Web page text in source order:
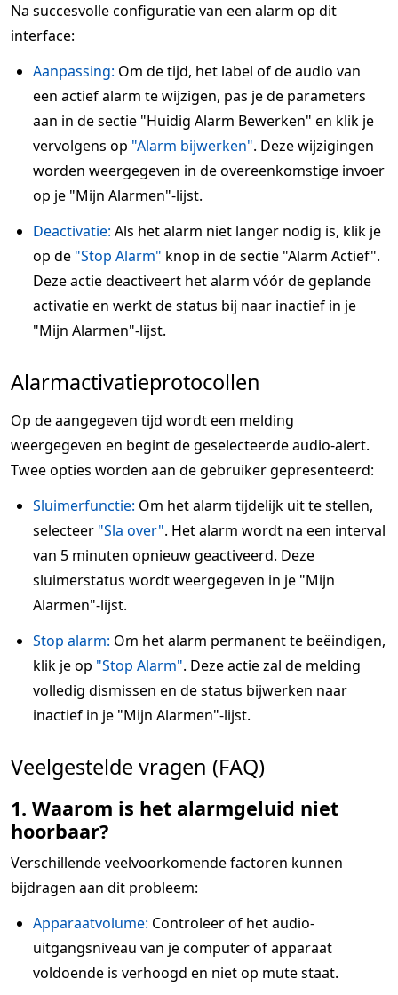
Na succesvolle configuratie van een alarm op dit
interface:
Aanpassing: Om de tijd, het label of de audio van
een actief alarm te wijzigen, pas je de parameters
aan in de sectie "Huidig Alarm Bewerken" en klik je
vervolgens op "Alarm bijwerken". Deze wijzigingen
worden weergegeven in de overeenkomstige invoer
op je "Mijn Alarmen"-lijst.
Deactivatie: Als het alarm niet langer nodig is, klik je
op de "Stop Alarm" knop in de sectie "Alarm Actief".
Deze actie deactiveert het alarm vóór de geplande
activatie en werkt de status bij naar inactief in je
"Mijn Alarmen"-lijst.
Alarmactivatieprotocollen
Op de aangegeven tijd wordt een melding
weergegeven en begint de geselecteerde audio-alert.
Twee opties worden aan de gebruiker gepresenteerd:
Sluimerfunctie: Om het alarm tijdelijk uit te stellen,
selecteer "Sla over". Het alarm wordt na een interval
van 5 minuten opnieuw geactiveerd. Deze
sluimerstatus wordt weergegeven in je "Mijn
Alarmen"-lijst.
Stop alarm: Om het alarm permanent te beëindigen,
klik je op "Stop Alarm". Deze actie zal de melding
volledig dismissen en de status bijwerken naar
inactief in je "Mijn Alarmen"-lijst.
Veelgestelde vragen (FAQ)
1. Waarom is het alarmgeluid niet
hoorbaar?
Verschillende veelvoorkomende factoren kunnen
bijdragen aan dit probleem:
Apparaatvolume: Controleer of het audio-
uitgangsniveau van je computer of apparaat
voldoende is verhoogd en niet op mute staat.